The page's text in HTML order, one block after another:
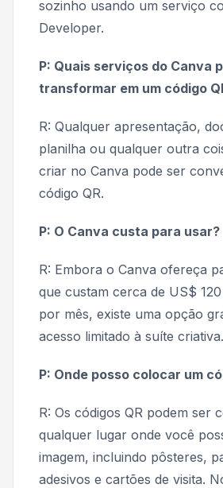
sozinho usando um serviço
Developer.
P: Quais serviços do Canva
transformar em um código
R: Qualquer apresentação,
planilha ou qualquer outra
criar no Canva pode ser
código QR.
P: O Canva custa para usar?
R: Embora o Canva ofereça
que custam cerca de US$
por mês, existe uma opção
acesso limitado à suíte criativa.
P: Onde posso colocar um
R: Os códigos QR podem ser
qualquer lugar onde você
imagem, incluindo pôsteres,
adesivos e cartões de visita.